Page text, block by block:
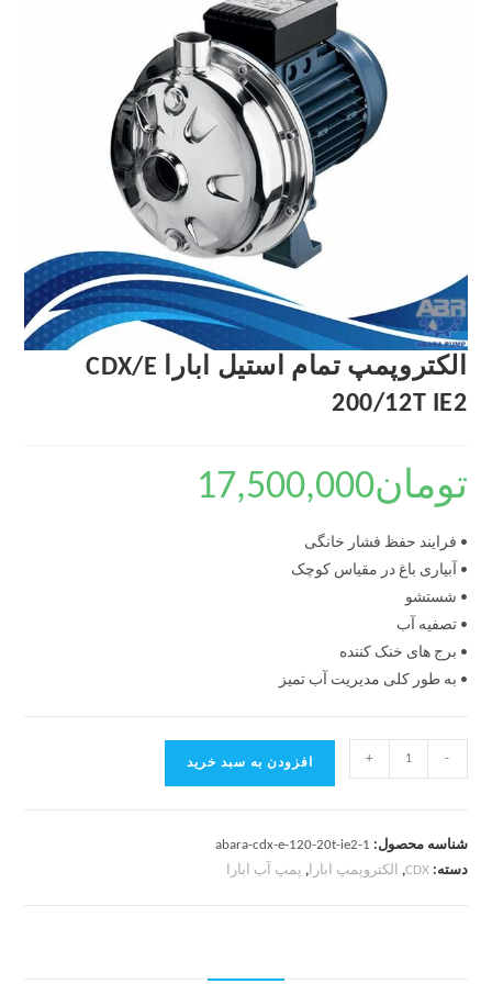
الکتروپمپ تمام استیل ابارا CDX/E
200/12T IE2
تومان17,500,000
• فرایند حفظ فشار خانگی
• آبیاری باغ در مقیاس کوچک
• شستشو
• تصفیه آب
• برج های خنک کننده
• به طور کلی مدیریت آب تمیز
-
+ افزودن به سبد خرید
شناسه محصول: abara-cdx-e-120-20t-ie2-1
دسته:CDX
, الکتروپمپ ابارا, پمپ آب ابارا